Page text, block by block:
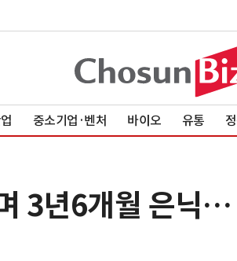
중소기업·벤처 바이오 유통
3년6개월 은닉